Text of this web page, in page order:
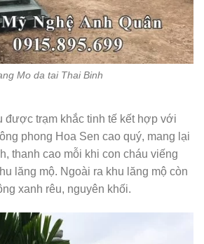
Mo da tai Thai Binh
được trạm khắc tinh tế kết hợp với
phong Hoa Sen cao quý, mang lại
thanh cao mỗi khi con cháu viếng
lăng mộ. Ngoài ra khu lăng mộ còn
xanh rêu, nguyên khối.